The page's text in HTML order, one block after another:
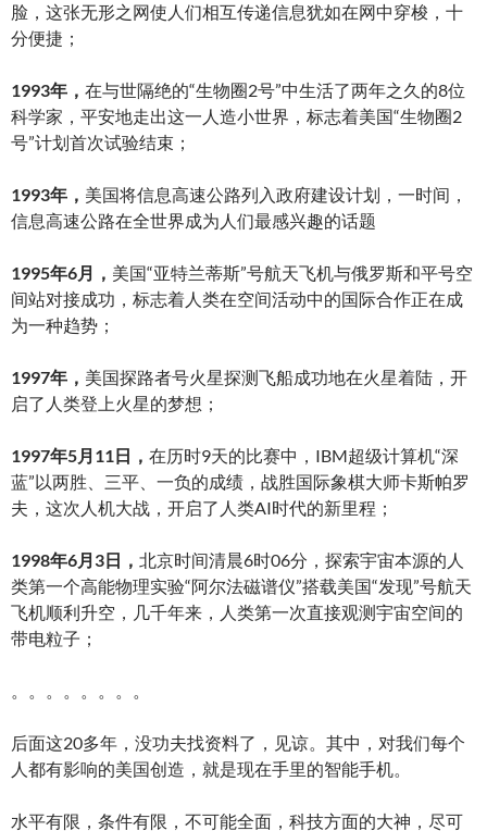
脸，这张无形之网使人们相互传递信息犹如在网中穿梭，十
分便捷；
1993年， 在与世隔绝的“生物圈2号”中生活了两年之久的8位
科学家，平安地走出这一人造小世界，标志着美国“生物圈2
号”计划首次试验结束；
1993年， 美国将信息高速公路列入政府建设计划，一时间，
信息高速公路在全世界成为人们最感兴趣的话题
1995年6月， 美国“亚特兰蒂斯”号航天飞机与俄罗斯和平号空
间站对接成功，标志着人类在空间活动中的国际合作正在成
为一种趋势；
1997年， 美国探路者号火星探测飞船成功地在火星着陆，开
启了人类登上火星的梦想；
1997年5月11日， 在历时9天的比赛中，IBM超级计算机“深
蓝”以两胜、三平、一负的成绩，战胜国际象棋大师卡斯帕罗
夫，这次人机大战，开启了人类AI时代的新里程；
1998年6月3日， 北京时间清晨6时06分，探索宇宙本源的人
类第一个高能物理实验“阿尔法磁谱仪”搭载美国“发现”号航天
飞机顺利升空，几千年来，人类第一次直接观测宇宙空间的
带电粒子；
。。。。。。。。
后面这20多年，没功夫找资料了，见谅。其中，对我们每个
人都有影响的美国创造，就是现在手里的智能手机。
水平有限，条件有限，不可能全面，科技方面的大神，尽可